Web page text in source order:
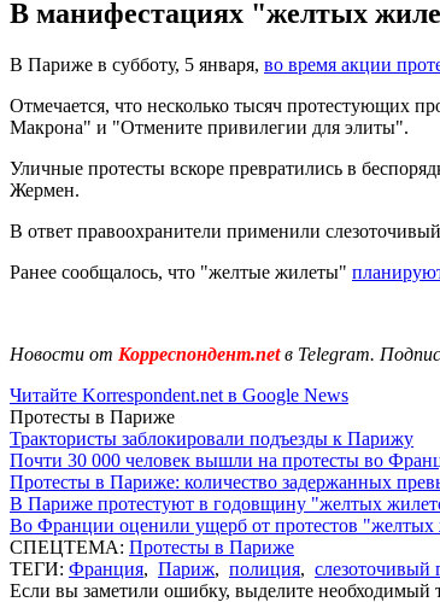
В манифестациях "желтых
В Париже в субботу, 5 января, во время акции
Отмечается, что несколько тысяч протестующих
Макрона" и "Отмените привилегии для элиты".
Уличные протесты вскоре превратились в
Жермен.
В ответ правоохранители применили
Ранее сообщалось, что "желтые жилеты"
Новости от Корреспондент.netв Telegram.
Читайте Korrespondent.net в Google News
Протесты в Париже
Трактористы заблокировали подъезды к Парижу
Почти 30 000 человек вышли на протесты во
Протесты в Париже: количество задержанных
В Париже протестуют в годовщину "желтых
Во Франции оценили ущерб от протестов "желтых
СПЕЦТЕМА: Протесты в Париже
ТЕГИ: Франция, Париж, полиция, слезоточивый
Если вы заметили ошибку, выделите необходимый